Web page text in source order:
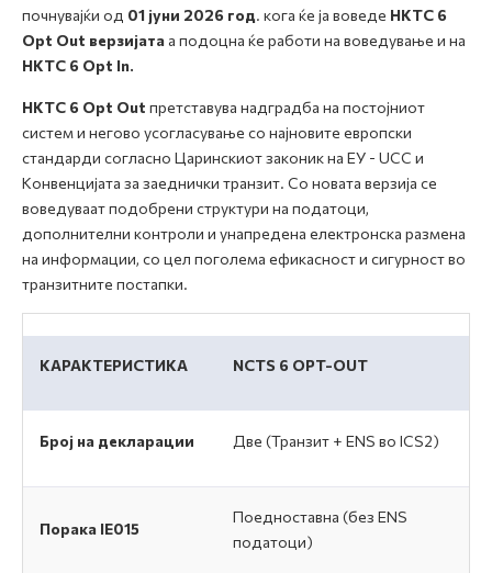
почнувајќи од 01 јуни 2026 год. кога ќе ја воведе НКТС 6
Opt Out верзијата а подоцна ќе работи на воведување и на
НКТС 6 Opt In.
НКТС 6 Opt Out претставува надградба на постојниот
систем и негово усогласување со најновите европски
стандарди согласно Царинскиот законик на ЕУ - UCC и
Конвенцијата за заеднички транзит. Со новата верзија се
воведуваат подобрени структури на податоци,
дополнителни контроли и унапредена електронска размена
на информации, со цел поголема ефикасност и сигурност во
транзитните постапки.
КАРАКТЕРИСТИКА NCTS 6 OPT-OUT
Број на декларации Две (Транзит + ENS во ICS2)
Порака IE015
Поедноставна (без ENS
податоци)